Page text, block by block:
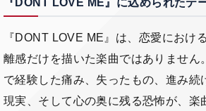
『DONT LOVE ME』は、恋愛におけ
離感だけを描いた楽曲ではありません
で経験した痛み、失ったもの、進み続
現実、そして心の奥に残る恐怖が、楽